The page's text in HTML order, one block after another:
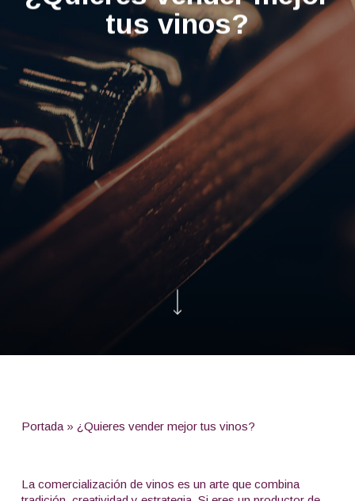
tus vinos?
Portada» ¿Quieres vender mejor tus vinos?
La comercialización de vinos es un arte que combina